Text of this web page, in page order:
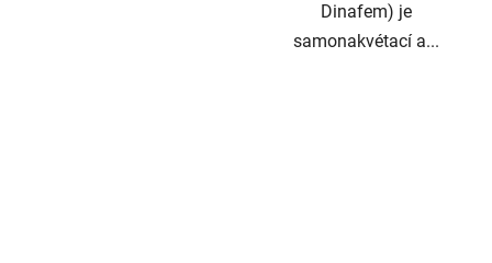
Dinafem) je
samonakvétací a...